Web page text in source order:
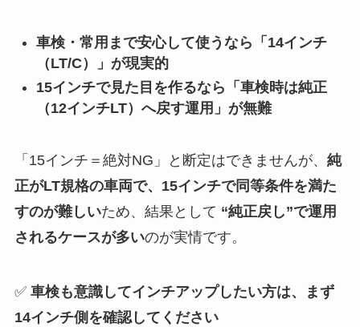
車検・常用まで安心して使うなら「14インチ
（LT/C）」が現実的
15インチで見た目を作るなら「車検時は純正
（12インチLT）へ戻す運用」が無難
「15インチ＝絶対NG」と断定はできませんが、 純
正がLT規格の車両で、15インチで同等条件を満た
すのが難しいため、結果として “純正戻し”で運用
されるケースが多いのが実情です。
✅ 車検も意識してインチアップしたい方は、まず
14インチ側を確認してください